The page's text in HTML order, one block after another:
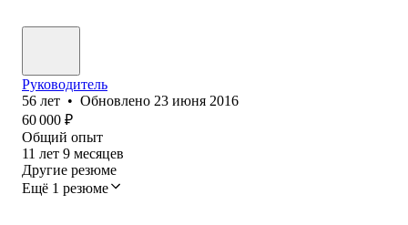
Руководитель
56 лет • Обновлено 23 июня 2016
60 000 ₽
Общий опыт
11 лет 9 месяцев
Другие резюме
Ещё 1 резюме